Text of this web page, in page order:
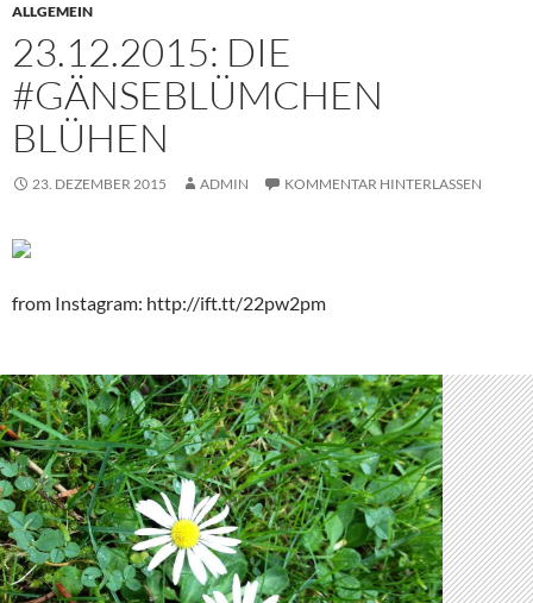
ALLGEMEIN
23.12.2015: DIE
#GÄNSEBLÜMCHEN
BLÜHEN
23. DEZEMBER 2015 ADMIN KOMMENTAR HINTERLASSEN
from Instagram: http://ift.tt/22pw2pm